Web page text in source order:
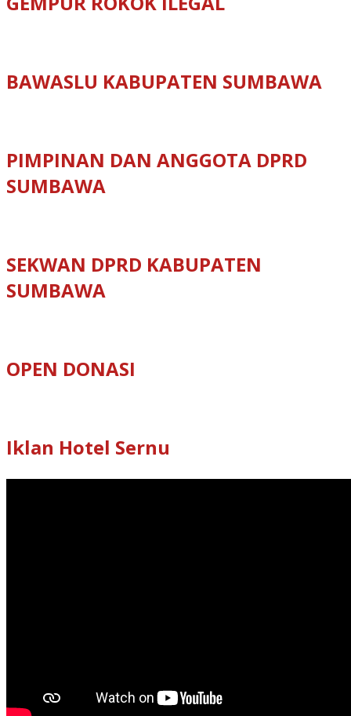
BAWASLU KABUPATEN SUMBAWA
PIMPINAN DAN ANGGOTA DPRD
SUMBAWA
SEKWAN DPRD KABUPATEN
SUMBAWA
OPEN DONASI
Iklan Hotel Sernu